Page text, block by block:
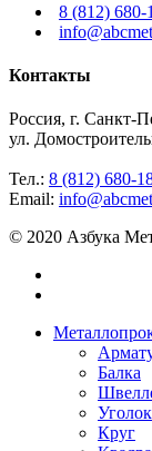
8 (812) 680-
Контакты
Россия, г. Санкт-
ул.
Тел.: 8 (812) 680-
Email:
© 2020 Азбука
Балка
Уголок
Круг